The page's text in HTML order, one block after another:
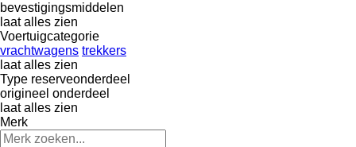
bevestigingsmiddelen
laat alles zien
Voertuigcategorie
vrachtwagens trekkers
laat alles zien
Type reserveonderdeel
origineel onderdeel
laat alles zien
Merk